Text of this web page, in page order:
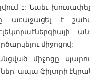
է: Նաեւ
առաջացել է
միջոցով:
միջոցը
ապա ֆիլտրի